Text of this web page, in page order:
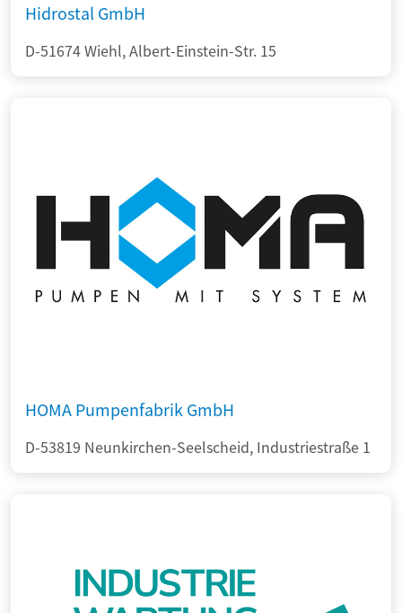
Hidrostal GmbH
D-51674 Wiehl, Albert-Einstein-Str. 15
HOMA Pumpenfabrik GmbH
D-53819 Neunkirchen-Seelscheid, Industriestraße 1